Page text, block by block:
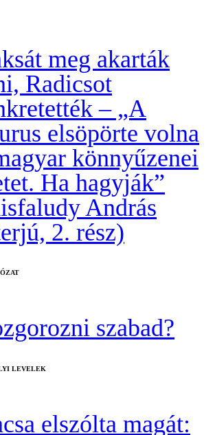
meg akarták
Radicsot
– „A
elsöpörte volna
könnyűzenei
Ha hagyják”
András
2. rész)
szabad?
LEVELEK
elszólta magát: